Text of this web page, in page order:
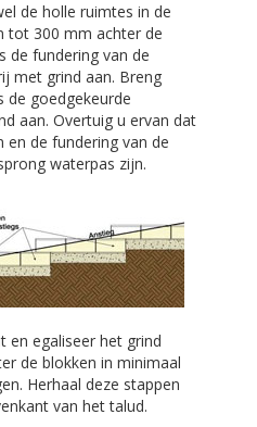
de holle ruimtes in de
tot 300 mm achter de
de fundering van de
met grind aan. Breng
de goedgekeurde
aan. Overtuig u ervan dat
en de fundering van de
waterpas zijn.
en egaliseer het grind
de blokken in minimaal
Herhaal deze stappen
van het talud.